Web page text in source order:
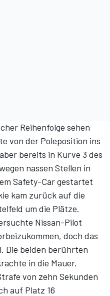
Reihenfolge sehen
von der Poleposition ins
bereits in Kurve 3 des
nassen Stellen in
Safety-Car gestartet
kam zurück auf die
um die Plätze.
Nissan-Pilot
doch das
Die beiden berührten
in die Mauer.
von zehn Sekunden
auf Platz 16